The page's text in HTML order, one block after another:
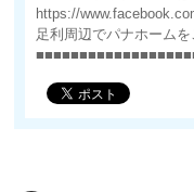
https://
足利周辺でパナホーム